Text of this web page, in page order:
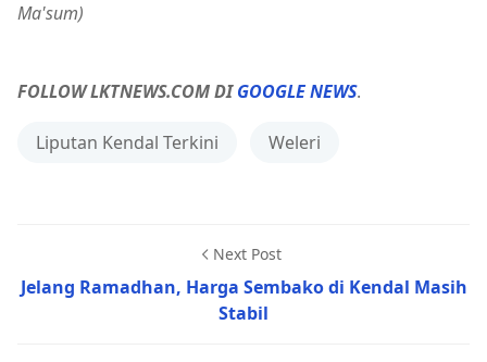
Ma'sum)
FOLLOW LKTNEWS.COM DIGOOGLE NEWS.
Liputan Kendal Terkini Weleri
Next Post
Jelang Ramadhan, Harga Sembako di Kendal Masih
Stabil